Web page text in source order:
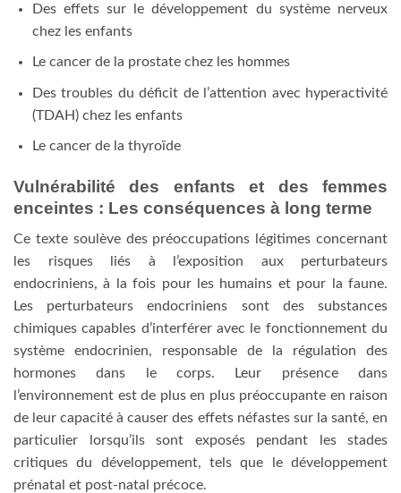
Des effets sur le développement du système nerveux
chez les enfants
Le cancer de la prostate chez les hommes
Des troubles du déficit de l’attention avec hyperactivité
(TDAH) chez les enfants
Le cancer de la thyroïde
Vulnérabilité des enfants et des femmes
enceintes : Les conséquences à long terme
Ce texte soulève des préoccupations légitimes concernant
les risques liés à l’exposition aux perturbateurs
endocriniens, à la fois pour les humains et pour la faune.
Les perturbateurs endocriniens sont des substances
chimiques capables d’interférer avec le fonctionnement du
système endocrinien, responsable de la régulation des
hormones dans le corps. Leur présence dans
l’environnement est de plus en plus préoccupante en raison
de leur capacité à causer des effets néfastes sur la santé, en
particulier lorsqu’ils sont exposés pendant les stades
critiques du développement, tels que le développement
prénatal et post-natal précoce.